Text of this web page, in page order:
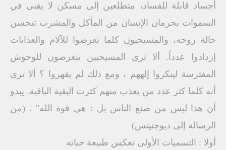
أجساد قابلة للفساد، متطلعين إلى مسكن لا يفنى في
السموات بحرمان الإنسان من المأكل والمشرب تتحسن
حالة روحه، والمسيحيون كلما تعرضوا للآلام والعذابات
إزدادوا عدداً. ألا ترى المسيحيين يتعرضون للوحوش
المفترسة لينكروا إلههم ، ومع ذلك لم يقهروا ؟ ألا ترى
أنه كلما كثر عدد من يعذب منهم كثرت البقية الباقية. يبدو
أن هذا ليس من صنع الناس بل : هي قوة الله" . (من
الرسالة إلى ديوجنيتس)
أولا : التسميات الأولى تعكس طبيعة حياته